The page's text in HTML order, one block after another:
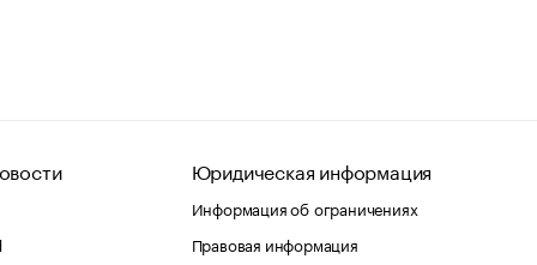
Юридическая информация
Информация об ограничениях
Правовая информация